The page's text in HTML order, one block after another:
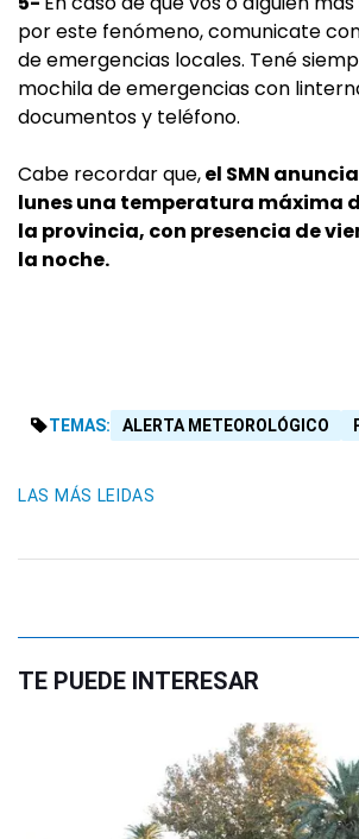
por este fenómeno, comunicate
de emergencias locales. Tené
mochila de emergencias con
documentos y teléfono.
Cabe recordar que,el SMN
lunes una temperatura máxima
la provincia, con presencia de
la noche.
TEMAS: ALERTA METEOROLÓGICO
LAS MÁS LEIDAS
TE PUEDE INTERESAR